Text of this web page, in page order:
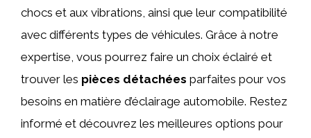
chocs et aux vibrations, ainsi que leur compatibilité
avec différents types de véhicules. Grâce à notre
expertise, vous pourrez faire un choix éclairé et
trouver les pièces détachées parfaites pour vos
besoins en matière d’éclairage automobile. Restez
informé et découvrez les meilleures options pour